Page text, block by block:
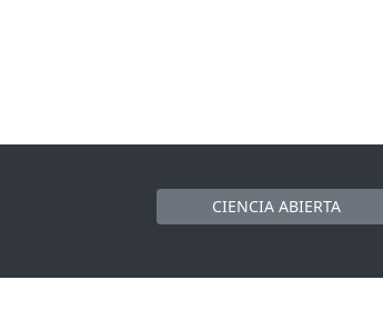
CIENCIA ABIERTA